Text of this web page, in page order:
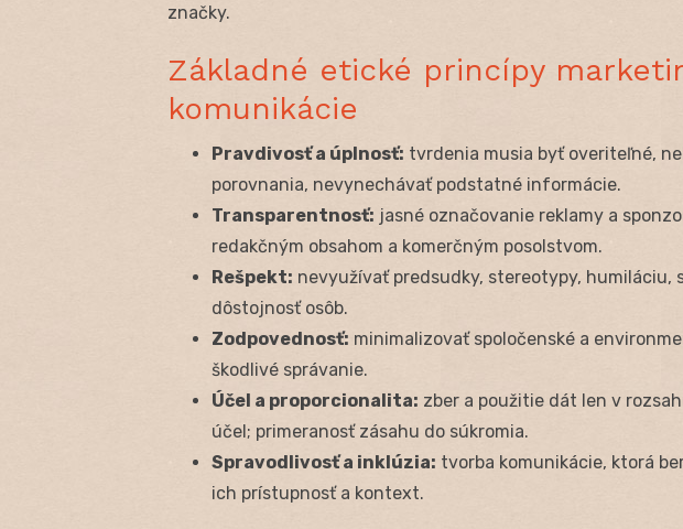
značky.
Základné etické princípy
komunikácie
Pravdivosť a úplnosť: tvrdenia musia byť overiteľné,
porovnania, nevynechávať podstatné informácie.
Transparentnosť: jasné označovanie reklamy a
redakčným obsahom a komerčným posolstvom.
Rešpekt: nevyužívať predsudky, stereotypy, humiláciu,
dôstojnosť osôb.
Zodpovednosť: minimalizovať spoločenské a
škodlivé správanie.
Účel a proporcionalita: zber a použitie dát len v
účel; primeranosť zásahu do súkromia.
Spravodlivosť a inklúzia: tvorba komunikácie, ktorá
ich prístupnosť a kontext.